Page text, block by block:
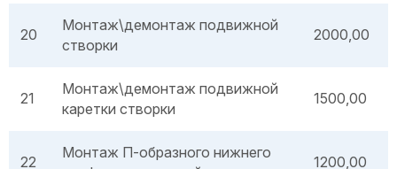
20
Монтаж\демонтаж подвижной
створки
2000,00
21
Монтаж\демонтаж подвижной
каретки створки
1500,00
22
Монтаж П-образного нижнего
1200,00